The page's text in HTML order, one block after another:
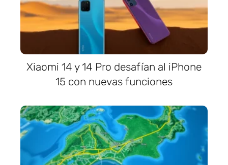
Xiaomi 14 y 14 Pro desafían al iPhone
15 con nuevas funciones